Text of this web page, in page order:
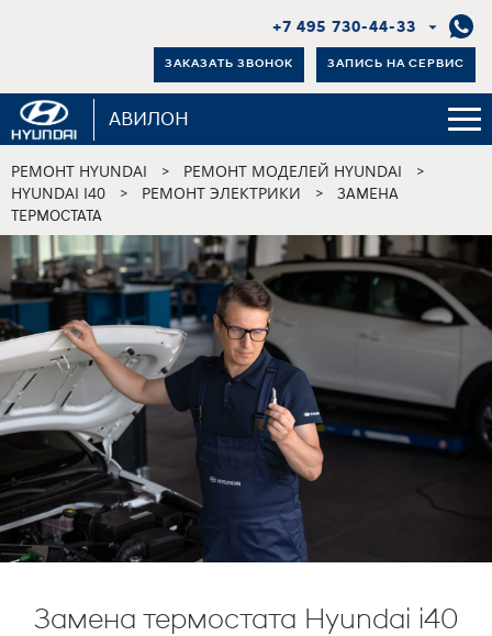
+7 495 730-44-33
ЗАКАЗАТЬ ЗВОНОК ЗАПИСЬ НА СЕРВИС
АВИЛОН
РЕМОНТ HYUNDAI > РЕМОНТ МОДЕЛЕЙ HYUNDAI >
HYUNDAI I40 > РЕМОНТ ЭЛЕКТРИКИ >
ЗАМЕНА
ТЕРМОСТАТА
Замена термостата Hyundai i40